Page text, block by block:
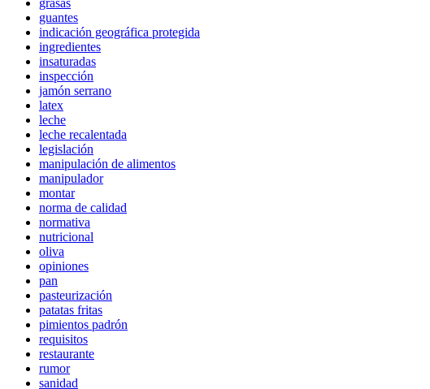
grasas
guantes
indicación geográfica protegida
ingredientes
insaturadas
inspección
jamón serrano
latex
leche
leche recalentada
legislación
manipulación de alimentos
manipulador
montar
norma de calidad
normativa
nutricional
oliva
opiniones
pan
pasteurización
patatas fritas
pimientos padrón
requisitos
restaurante
rumor
sanidad